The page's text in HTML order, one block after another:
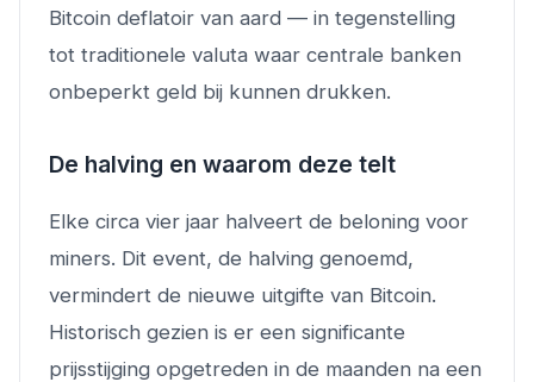
Bitcoin deflatoir van aard — in tegenstelling
tot traditionele valuta waar centrale banken
onbeperkt geld bij kunnen drukken.
De halving en waarom deze telt
Elke circa vier jaar halveert de beloning voor
miners. Dit event, de halving genoemd,
vermindert de nieuwe uitgifte van Bitcoin.
Historisch gezien is er een significante
prijsstijging opgetreden in de maanden na een